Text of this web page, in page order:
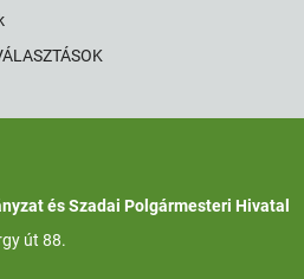
és Szadai Polgármesteri Hivatal
út 88.